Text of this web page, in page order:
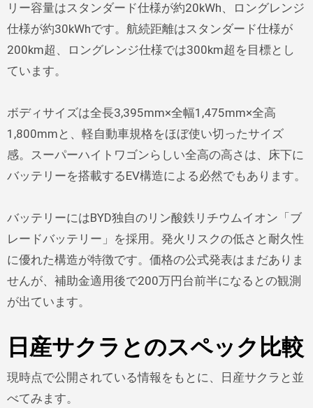
リー容量はスタンダード仕様が約20kWh、ロングレンジ
仕様が約30kWhです。航続距離はスタンダード仕様が
200km超、ロングレンジ仕様では300km超を目標とし
ています。
ボディサイズは全長3,395mm×全幅1,475mm×全高
1,800mmと、軽自動車規格をほぼ使い切ったサイズ
感。スーパーハイトワゴンらしい全高の高さは、床下に
バッテリーを搭載するEV構造による必然でもあります。
バッテリーにはBYD独自のリン酸鉄リチウムイオン「ブ
レードバッテリー」を採用。発火リスクの低さと耐久性
に優れた構造が特徴です。価格の公式発表はまだありま
せんが、補助金適用後で200万円台前半になるとの観測
が出ています。
日産サクラとのスペック比較
現時点で公開されている情報をもとに、日産サクラと並
べてみます。